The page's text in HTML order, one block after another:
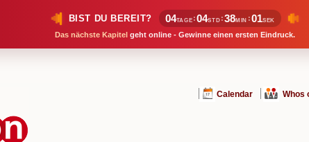
BIST DU BEREIT? 04TAGE :04STD :38MIN :01SEK
Das nächste Kapitel geht online - Gewinne einen ersten Eindruck.
Calendar Whos